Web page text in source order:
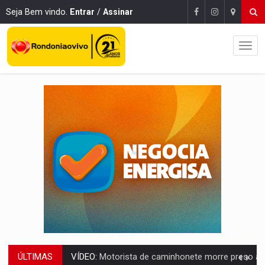
Seja Bem vindo. Entrar / Assinar
ÚLTIMAS LAZER:Seis lugares gratuitos para aproveitar o fim de semana